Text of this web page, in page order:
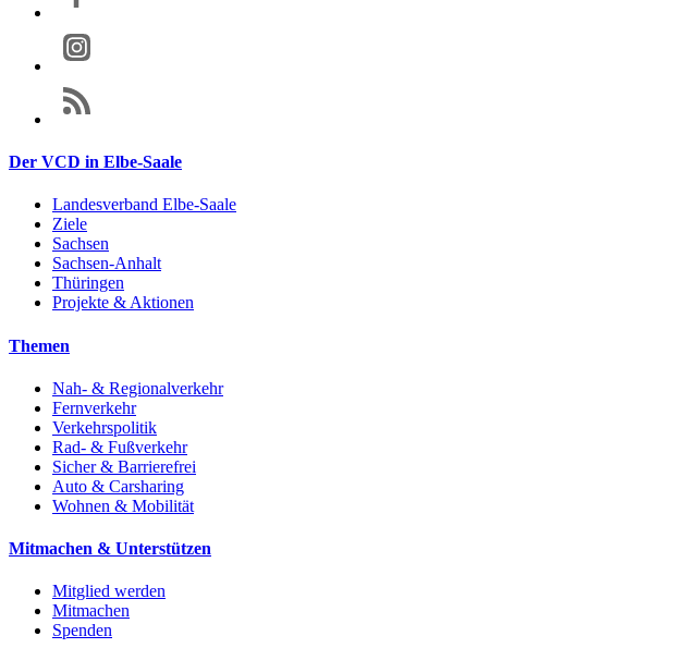
Der VCD in Elbe-Saale
Landesverband Elbe-Saale
Ziele
Sachsen
Sachsen-Anhalt
Thüringen
Projekte & Aktionen
Themen
Nah- & Regionalverkehr
Fernverkehr
Verkehrspolitik
Rad- & Fußverkehr
Sicher & Barrierefrei
Auto & Carsharing
Wohnen & Mobilität
Mitmachen & Unterstützen
Mitglied werden
Mitmachen
Spenden